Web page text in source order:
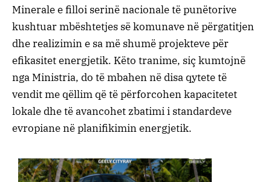
Minerale e filloi serinë nacionale të punëtorive
kushtuar mbështetjes së komunave në përgatitjen
dhe realizimin e sa më shumë projekteve për
efikasitet energjetik. Këto tranime, siç kumtojnë
nga Ministria, do të mbahen në disa qytete të
vendit me qëllim që të përforcohen kapacitetet
lokale dhe të avancohet zbatimi i standardeve
evropiane në planifikimin energjetik.